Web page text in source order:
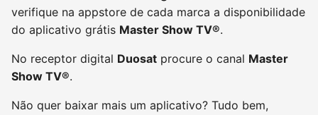
verifique na appstore de cada marca a disponibilidade
do aplicativo grátis Master Show TV®.
No receptor digital Duosat procure o canal Master
Show TV®.
Não quer baixar mais um aplicativo? Tudo bem,